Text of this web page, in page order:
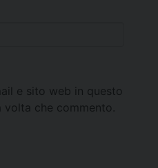
e sito web in questo
che commento.